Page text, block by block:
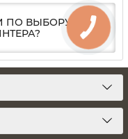
ПО ВЫБОРУ